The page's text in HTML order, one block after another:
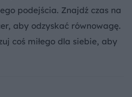
podejścia. Znajdź czas na
aby odzyskać równowagę.
coś miłego dla siebie, aby